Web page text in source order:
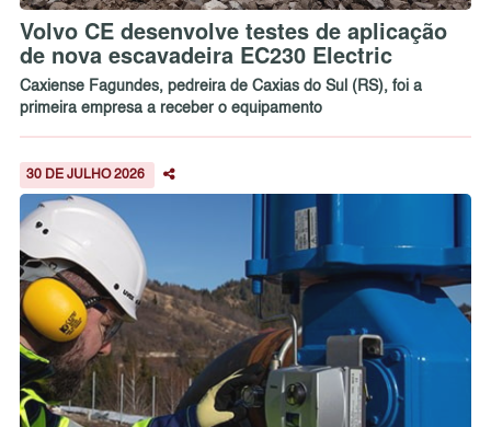
Volvo CE desenvolve testes de aplicação
de nova escavadeira EC230 Electric
Caxiense Fagundes, pedreira de Caxias do Sul (RS), foi a
primeira empresa a receber o equipamento
30 DE JULHO 2026